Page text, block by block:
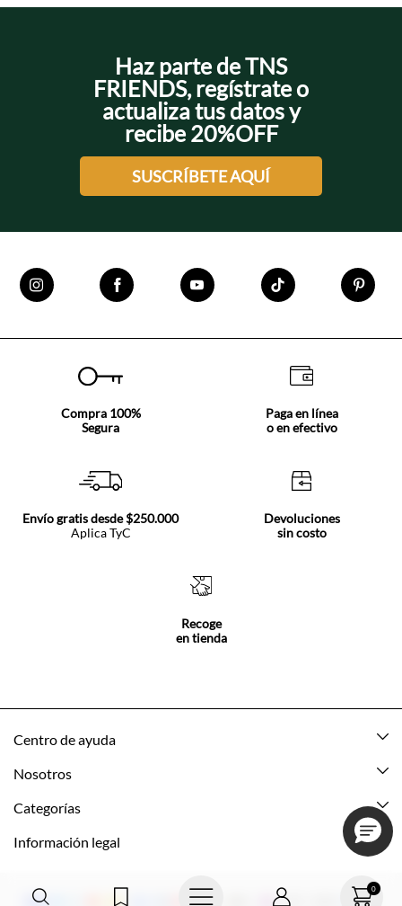
0
Haz parte de TNS
FRIENDS, regístrate o
actualiza tus datos y
recibe 20%OFF
SUSCRÍBETE AQUÍ
Compra 100%
Segura
Paga en línea
o en efectivo
Envío gratis desde $250.000
Aplica TyC
Devoluciones
sin costo
Recoge
en tienda
Centro de ayuda
Mis pedidos
Cómo comprar
Nosotros
Acerca de Tennis
Tns Friends
Categorías
Nuevo
Hombre
Información legal
Política de envio y devolución